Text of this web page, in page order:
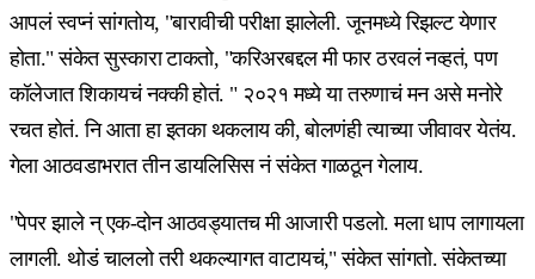
आपलं स्वप्नं सांगतोय, "बारावीची परीक्षा झालेली. जूनमध्ये रिझल्ट येणार
होता." संकेत सुस्कारा टाकतो, "करिअरबद्दल मी फार ठरवलं नव्हतं, पण
कॉलेजात शिकायचं नक्की होतं. " २०२१ मध्ये या तरुणाचं मन असे मनोरे
रचत होतं. नि आता हा इतका थकलाय की, बोलणंही त्याच्या जीवावर येतंय.
गेला आठवडाभरात तीन डायलिसिस नं संकेत गाळठून गेलाय.
"पेपर झाले न् एक-दोन आठवड्यातच मी आजारी पडलो. मला धाप लागायला
लागली. थोडं चाललो तरी थकल्यागत वाटायचं," संकेत सांगतो. संकेतच्या